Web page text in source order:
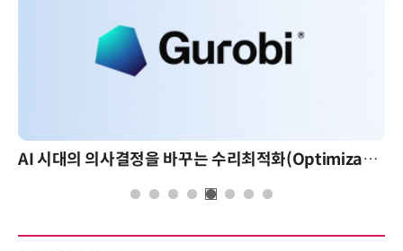
AI 핀옵스 실전 세미나: 폭증하는 AI 토큰 비용 관리 전략